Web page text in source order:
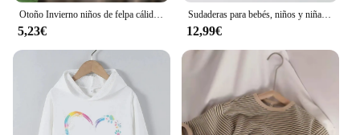
5,23€
Sudaderas para bebés, niños y niñas, jersey de cuello redondo de manga larga, Tops de algodón, Camiseta holgada de piel suave con estampado de Mickey para niños
12,99€